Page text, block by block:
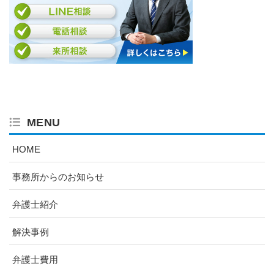
MENU
HOME
事務所からのお知らせ
弁護士紹介
解決事例
弁護士費用